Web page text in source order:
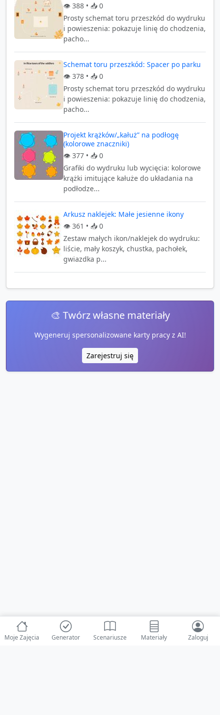
👁️ 388 • 📥 0
Prosty schemat toru przeszkód do wydruku
i powieszenia: pokazuje linię do chodzenia,
pacho...
Schemat toru przeszkód: Spacer po parku
👁️ 378 • 📥 0
Prosty schemat toru przeszkód do wydruku
i powieszenia: pokazuje linię do chodzenia,
pacho...
Projekt krążków/„kałuż” na podłogę
(kolorowe znaczniki)
👁️ 377 • 📥 0
Grafiki do wydruku lub wycięcia: kolorowe
krążki imitujące kałuże do układania na
podłodze...
Arkusz naklejek: Małe jesienne ikony
👁️ 361 • 📥 0
Zestaw małych ikon/naklejek do wydruku:
liście, mały koszyk, chustka, pachołek,
gwiazdka p...
🎨 Twórz własne materiały
Wygeneruj spersonalizowane karty pracy z AI!
Zarejestruj się
Moje Zajęcia Generator Scenariusze Materiały Zaloguj